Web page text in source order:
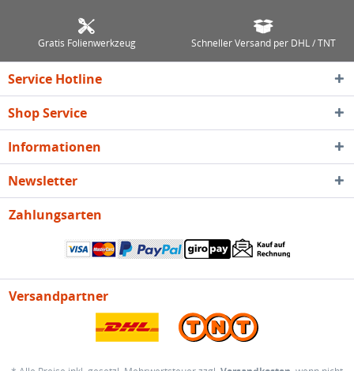
Gratis Folienwerkzeug Schneller Versand per DHL / TNT
Service Hotline
Shop Service
Informationen
Newsletter
Zahlungsarten
Versandpartner